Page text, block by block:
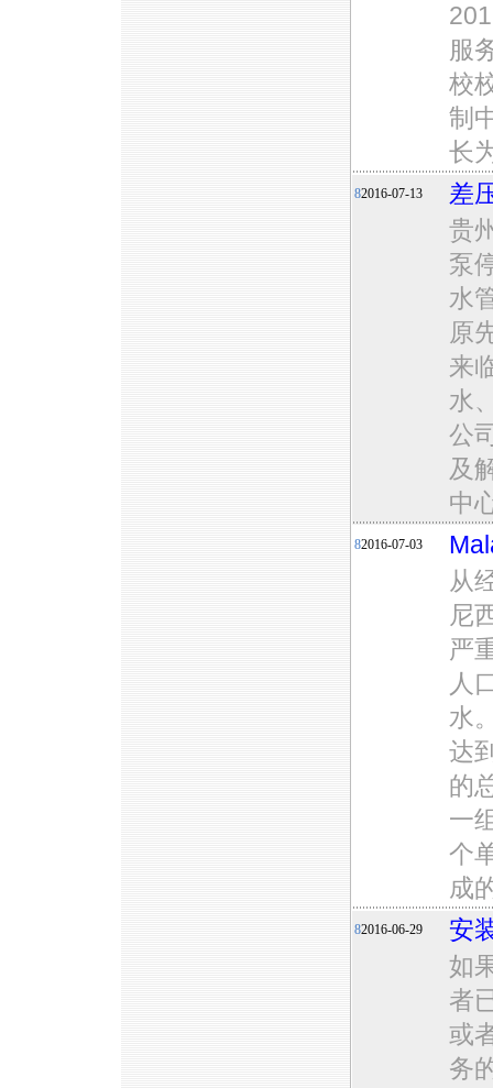
服
校
制
长
82016-07-13
差
贵
泵
水
原
来
水
公
及
中
82016-07-03
从
尼
严
人
水
达
的
一
个
成
82016-06-29
安
如
者
或
务